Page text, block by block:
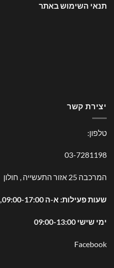
תנאי השימוש באתר
יצירת קשר
טלפון:
03-7281198
המרכבה 25 אזור התעשייה , חולון
שעות פעילות: א-ה 09:00-17:00,
ימי שישי 09:00-13:00
Facebook